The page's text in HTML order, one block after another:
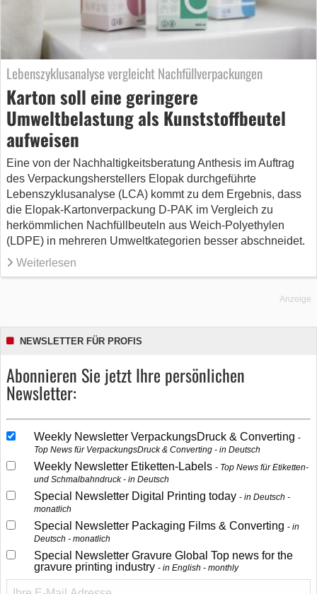
Lebenszyklusanalyse vergleicht Nachfüllverpackungen
Karton soll eine geringere
Umweltbelastung als Kunststoffbeutel
aufweisen
Eine von der Nachhaltigkeitsberatung Anthesis im Auftrag
des Verpackungsherstellers Elopak durchgeführte
Lebenszyklusanalyse (LCA) kommt zu dem Ergebnis, dass
die Elopak-Kartonverpackung D-PAK im Vergleich zu
herkömmlichen Nachfüllbeuteln aus Weich-Polyethylen
(LDPE) in mehreren Umweltkategorien besser abschneidet.
Weiterlesen
Anzeige
NEWSLETTER FÜR PROFIS
Abonnieren Sie jetzt Ihre persönlichen
Newsletter:
Weekly Newsletter VerpackungsDruck & Converting
Top News für VerpackungsDruck & Converting - in Deutsch
Weekly Newsletter Etiketten-Labels
Top News für Etiketten-
und Schmalbahndruck - in Deutsch
Special Newsletter Digital Printing today
in Deutsch -
monatlich
Special Newsletter Packaging Films & Converting
in
Deutsch - monatlich
Special Newsletter Gravure Global Top news for the
gravure printing industry
in English - monthly